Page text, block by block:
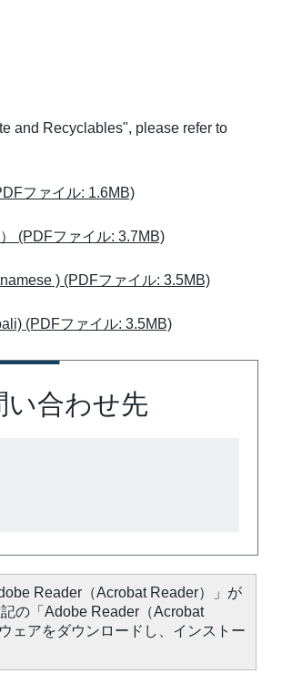
and Recyclables", please refer to
ファイル: 1.6MB)
(PDFファイル: 3.7MB)
) (PDFファイル: 3.5MB)
(PDFファイル: 3.5MB)
い合わせ先
Reader（Acrobat Reader）」が
の「Adobe Reader（Acrobat
ェアをダウンロードし、インストー